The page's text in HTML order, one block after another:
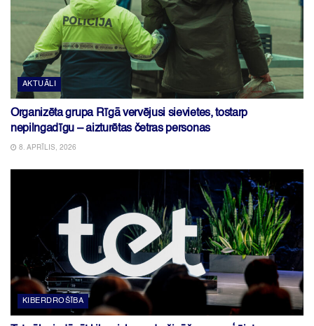
AKTUĀLI
Organizēta grupa Rīgā vervējusi sievietes, tostarp
nepilngadīgu – aizturētas četras personas
8. APRĪLIS, 2026
KIBERDROŠĪBA